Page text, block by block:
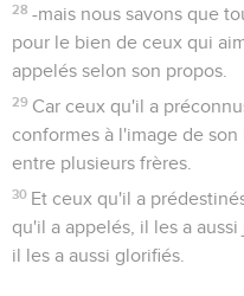
28 -mais nous savons que
pour le bien de ceux qui
appelés selon son propos.
29 Car ceux qu'il a
conformes à l'image de
entre plusieurs frères.
30 Et ceux qu'il a
qu'il a appelés, il les a
il les a aussi glorifiés.